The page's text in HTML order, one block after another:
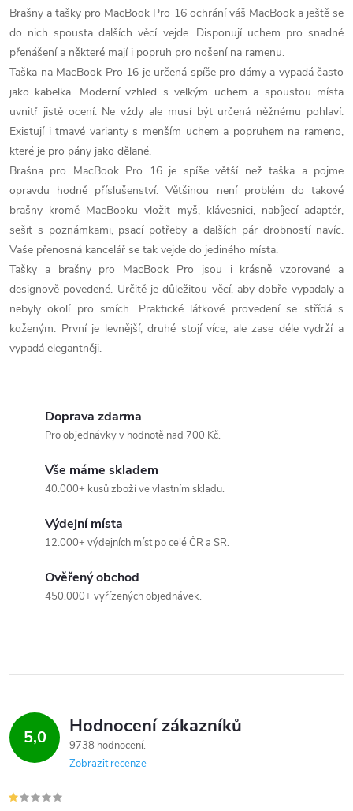
v
l
á
d
a
c
í
p
r
v
k
y
Brašny a tašky pro MacBook Pro 16 ochrání váš MacBook a ještě se
do nich spousta dalších věcí vejde. Disponují uchem pro snadné
přenášení a některé mají i popruh pro nošení na ramenu.
Taška na MacBook Pro 16 je určená spíše pro dámy a vypadá často
jako kabelka. Moderní vzhled s velkým uchem a spoustou místa
uvnitř jistě ocení. Ne vždy ale musí být určená něžnému pohlaví.
Existují i tmavé varianty s menším uchem a popruhem na rameno,
které je pro pány jako dělané.
Brašna pro MacBook Pro 16 je spíše větší než taška a pojme
opravdu hodně příslušenství. Většinou není problém do takové
brašny kromě MacBooku vložit myš, klávesnici, nabíjecí adaptér,
sešit s poznámkami, psací potřeby a dalších pár drobností navíc.
Vaše přenosná kancelář se tak vejde do jediného místa.
Tašky a brašny pro MacBook Pro jsou i krásně vzorované a
designově povedené. Určitě je důležitou věcí, aby dobře vypadaly a
nebyly okolí pro smích. Praktické látkové provedení se střídá s
koženým. První je levnější, druhé stojí více, ale zase déle vydrží a
vypadá elegantněji.
Doprava zdarma
Pro objednávky v hodnotě nad 700 Kč.
Vše máme skladem
40.000+ kusů zboží ve vlastním skladu.
Výdejní místa
12.000+ výdejních míst po celé ČR a SR.
Ověřený obchod
450.000+ vyřízených objednávek.
5,0 Hodnocení zákazníků
9738 hodnocení
Zobrazit recenze